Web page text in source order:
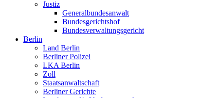
Justiz
Generalbundesanwalt
Bundesgerichtshof
Bundesverwaltungsgericht
Berlin
Land Berlin
Berliner Polizei
LKA Berlin
Zoll
Staatsanwaltschaft
Berliner Gerichte